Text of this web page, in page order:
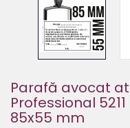
Parafă avocat
Professional
85x55 mm